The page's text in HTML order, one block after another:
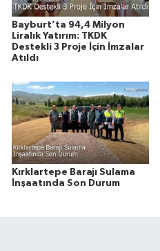
Bayburt’ta 94,4 Milyon
Liralık Yatırım: TKDK
Destekli 3 Proje İçin İmzalar
Atıldı
Kırklartepe Barajı Sulama
İnşaatında Son Durum